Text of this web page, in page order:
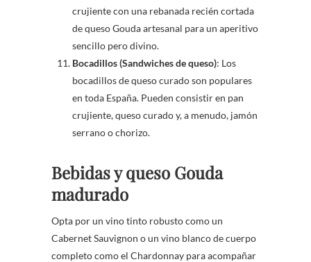
crujiente con una rebanada recién cortada
de queso Gouda artesanal para un aperitivo
sencillo pero divino.
Bocadillos (Sandwiches de queso): Los
bocadillos de queso curado son populares
en toda España. Pueden consistir en pan
crujiente, queso curado y, a menudo, jamón
serrano o chorizo.
Bebidas y queso Gouda
madurado
Opta por un vino tinto robusto como un
Cabernet Sauvignon o un vino blanco de cuerpo
completo como el Chardonnay para acompañar